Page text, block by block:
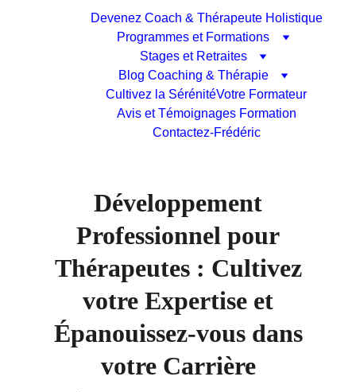
Devenez Coach & Thérapeute Holistique
Programmes et Formations
Stages et Retraites
Blog Coaching & Thérapie
Cultivez la SérénitéVotre Formateur
Avis et Témoignages Formation
Contactez-Frédéric
Développement
Professionnel pour
Thérapeutes : Cultivez
votre Expertise et
Épanouissez-vous dans
votre Carrière